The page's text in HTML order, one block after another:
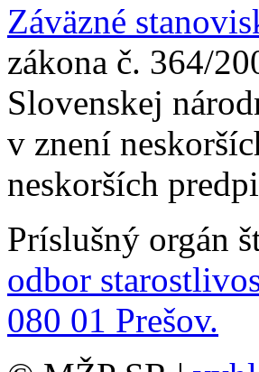
Záväzné
zákona č. 364/
Slovenskej
v znení
neskorších
Príslušný orgán
odbor
080 01 Prešov.